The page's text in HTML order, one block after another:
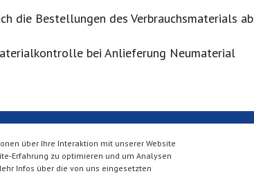
über Ihre Interaktion mit unserer Website
Erfahrung zu optimieren und um Analysen
Infos über die von uns eingesetzten
die Bestellungen des Verbrauchsmaterials ab
bei Anlieferung Neumaterial